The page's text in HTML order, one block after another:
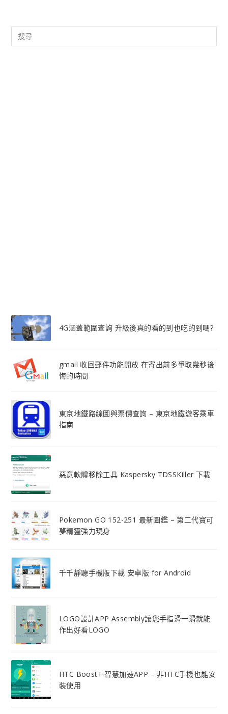
4G涵蓋範圍查詢 升級後真的看的到也吃的到嗎?
gmail 收回郵件功能開放 在寄出前多爭取幾秒後
悔的時間
東京地鐵路線圖與票價查詢 – 東京地鐵遊客乘車
指南
惡意軟體移除工具 Kaspersky TDSSKiller 下載
Pokemon GO 152-251 最新圖鑑 – 第二代寶可
夢精靈強力現身
千千靜聽手機版下載 安卓版 for Android
LOGO設計APP Assembly讓您手指滑一滑就能
作出好看LOGO
HTC Boost+ 智慧加速APP – 非HTC手機也能安
裝使用